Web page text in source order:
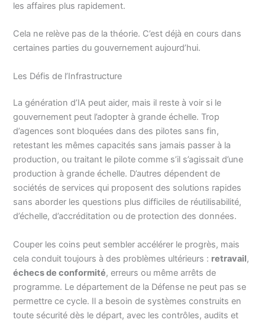
les affaires plus rapidement.
Cela ne relève pas de la théorie. C’est déjà en cours dans
certaines parties du gouvernement aujourd’hui.
Les Défis de l’Infrastructure
La génération d’IA peut aider, mais il reste à voir si le
gouvernement peut l’adopter à grande échelle. Trop
d’agences sont bloquées dans des pilotes sans fin,
retestant les mêmes capacités sans jamais passer à la
production, ou traitant le pilote comme s’il s’agissait d’une
production à grande échelle. D’autres dépendent de
sociétés de services qui proposent des solutions rapides
sans aborder les questions plus difficiles de réutilisabilité,
d’échelle, d’accréditation ou de protection des données.
Couper les coins peut sembler accélérer le progrès, mais
cela conduit toujours à des problèmes ultérieurs : retravail,
échecs de conformité, erreurs ou même arrêts de
programme. Le département de la Défense ne peut pas se
permettre ce cycle. Il a besoin de systèmes construits en
toute sécurité dès le départ, avec les contrôles, audits et